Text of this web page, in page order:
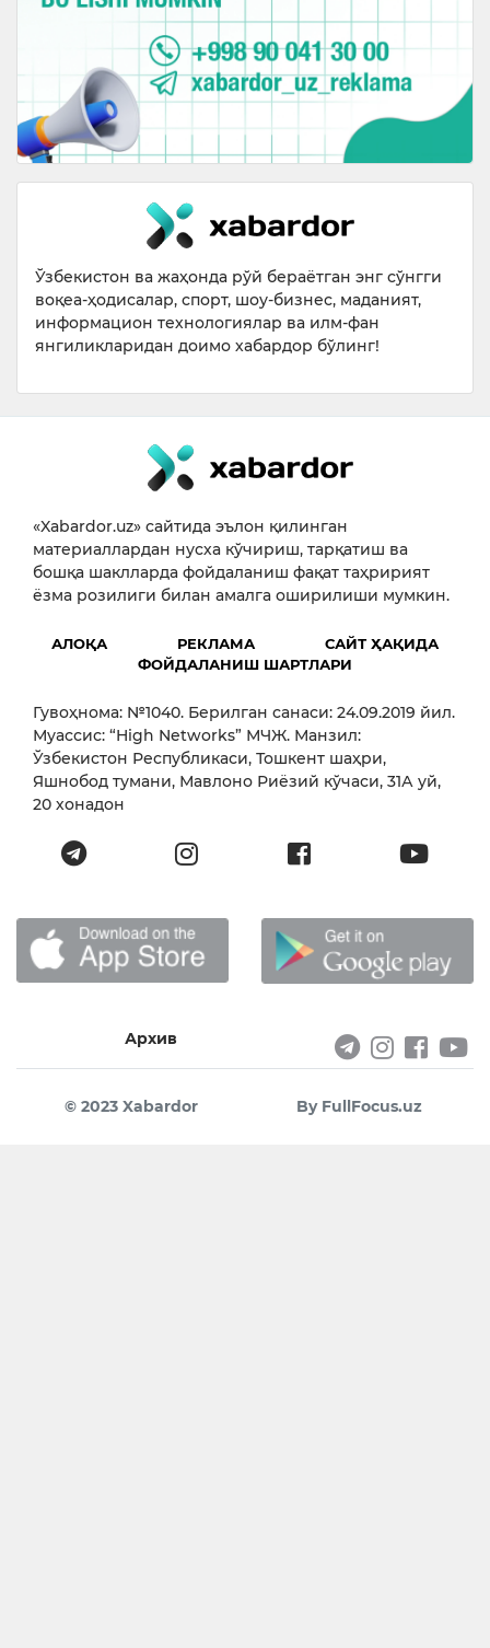
Ўзбекистон ва жаҳонда рўй бераётган энг сўнгги
воқеа-ҳодисалар, спорт, шоу-бизнес, маданият,
информацион технологиялар ва илм-фан
янгиликларидан доимо хабардор бўлинг!
«Xabardor.uz» сайтида эълон қилинган
материаллардан нусха кўчириш, тарқатиш ва
бошқа шаклларда фойдаланиш фақат таҳририят
ёзма розилиги билан амалга оширилиши мумкин.
АЛОҚА РЕКЛАМА
САЙТ ҲАҚИДА
ФОЙДАЛАНИШ ШАРТЛАРИ
Гувоҳнома: №1040. Берилган санаси: 24.09.2019 йил.
Муассис: “High Networks” МЧЖ. Манзил:
Ўзбекистон Республикаси, Тошкент шаҳри,
Яшнобод тумани, Мавлоно Риёзий кўчаси, 31А уй,
20 хонадон
Архив
© 2023 Xabardor By FullFocus.uz